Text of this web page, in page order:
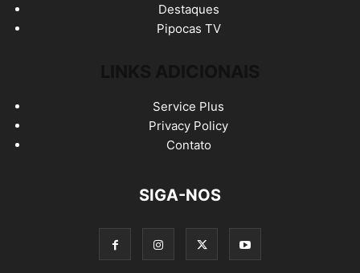
Destaques
Pipocas TV
Service Plus
Privacy Policy
Contato
SIGA-NOS